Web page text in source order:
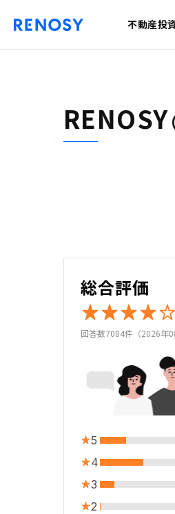
不動産投
RENOSY
総合評価
回答数7084件（2026年
5
4
3
2